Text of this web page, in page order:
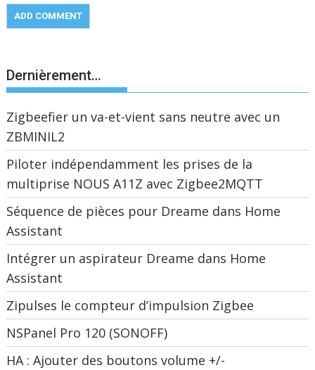
Dernièrement…
Zigbeefier un va-et-vient sans neutre avec un
ZBMINIL2
Piloter indépendamment les prises de la
multiprise NOUS A11Z avec Zigbee2MQTT
Séquence de pièces pour Dreame dans Home
Assistant
Intégrer un aspirateur Dreame dans Home
Assistant
Zipulses le compteur d’impulsion Zigbee
NSPanel Pro 120 (SONOFF)
HA : Ajouter des boutons volume +/-